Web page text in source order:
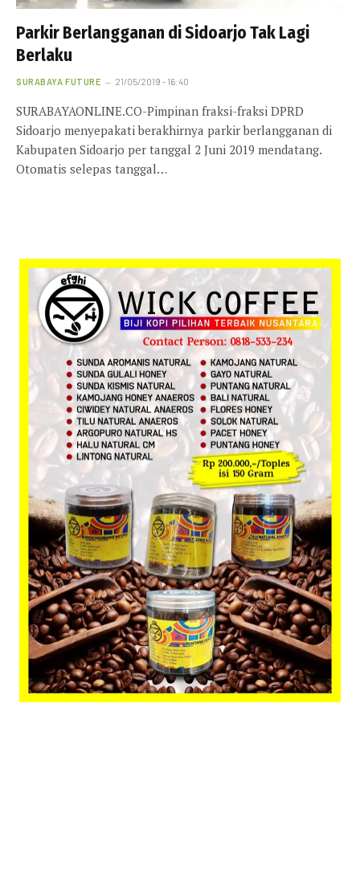
Parkir Berlangganan di Sidoarjo Tak Lagi
Berlaku
SURABAYA FUTURE 21/05/2019 - 16:40
SURABAYAONLINE.CO-Pimpinan fraksi-fraksi DPRD
Sidoarjo menyepakati berakhirnya parkir berlangganan di
Kabupaten Sidoarjo per tanggal 2 Juni 2019 mendatang.
Otomatis selepas tanggal…